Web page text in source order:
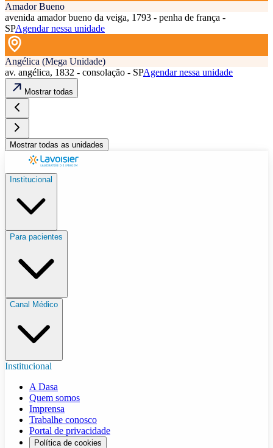
Amador Bueno
avenida amador bueno da veiga, 1793 - penha de frança -
SPAgendar nessa unidade
Angélica (Mega Unidade)
av. angélica, 1832 - consolação - SPAgendar nessa unidade
Mostrar todas
Mostrar todas as unidades
Institucional
Para pacientes
Canal Médico
Institucional
A Dasa
Quem somos
Imprensa
Trabalhe conosco
Portal de privacidade
Política de cookies